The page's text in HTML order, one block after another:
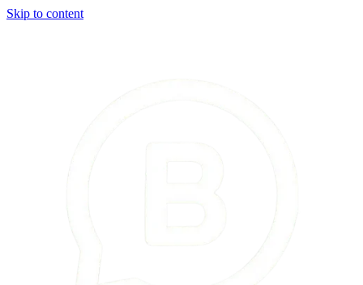
Skip to content